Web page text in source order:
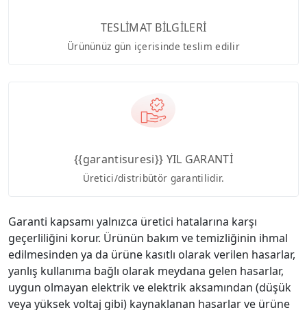
TESLİMAT BİLGİLERİ
Ürününüz gün içerisinde teslim edilir
{{garantisuresi}} YIL GARANTİ
Üretici/distribütör garantilidir.
Garanti kapsamı yalnızca üretici hatalarına karşı
geçerliliğini korur. Ürünün bakım ve temizliğinin ihmal
edilmesinden ya da ürüne kasıtlı olarak verilen hasarlar,
yanlış kullanıma bağlı olarak meydana gelen hasarlar,
uygun olmayan elektrik ve elektrik aksamından (düşük
veya yüksek voltaj gibi) kaynaklanan hasarlar ve ürüne